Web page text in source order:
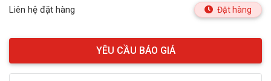
Liên hệ đặt hàng Đặt hàng